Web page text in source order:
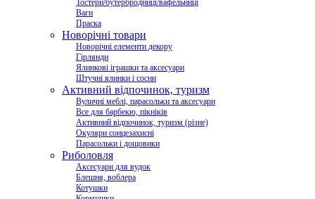
Тостери/бутербродниці/вафельниці
Ваги
Праска
Новорічні товари
Новорічні елементи декору
Гірлянди
Ялинкові іграшки та аксесуари
Штучні ялинки і сосни
Активний відпочинок, туризм
Вуличні меблі, парасольки та аксесуари
Все для барбекю, пікніків
Активний відпочинок, туризм (різне)
Окуляри сонцезахисні
Парасольки і дощовики
Риболовля
Аксесуари для вудок
Блешня, воблера
Котушки